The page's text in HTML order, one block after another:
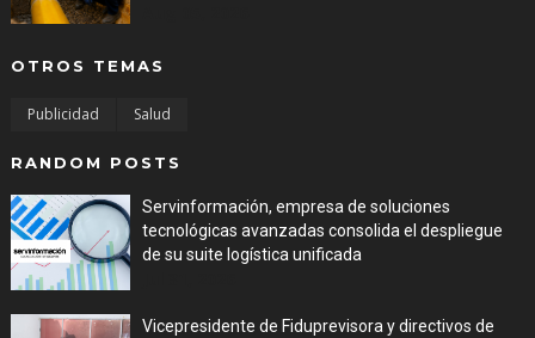
OTROS TEMAS
Publicidad Salud
RANDOM POSTS
Servinformación, empresa de soluciones
tecnológicas avanzadas consolida el despliegue
de su suite logística unificada
Vicepresidente de Fiduprevisora y directivos de